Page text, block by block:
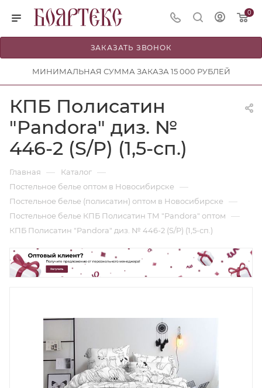
0
ЗАКАЗАТЬ ЗВОНОК
МИНИМАЛЬНАЯ СУММА ЗАКАЗА 15 000 РУБЛЕЙ
КПБ Полисатин
"Pandora" диз. №
446-2 (S/P) (1,5-сп.)
Главная — Каталог —
Постельное белье оптом в Новосибирске —
Постельное белье (полисатин) оптом в Новосибирске —
Постельное белье КПБ Полисатин ТМ "Pandora" оптом —
КПБ Полисатин "Pandora" диз. № 446-2 (S/P) (1,5-сп.)